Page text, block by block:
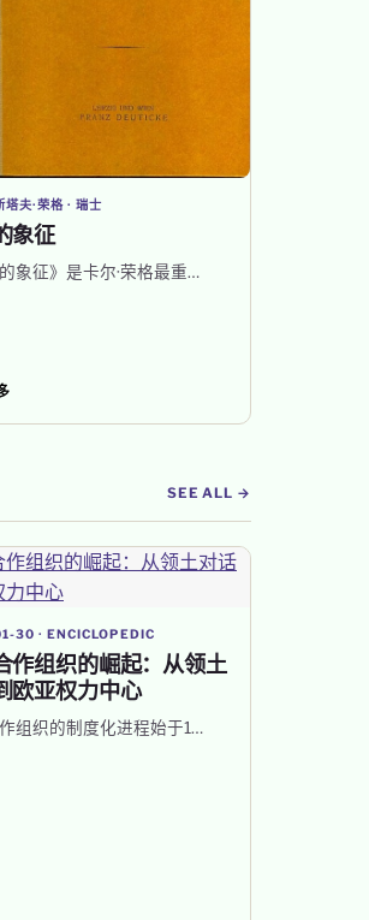
象征
塔夫·荣格 · 瑞士
的象征》是卡尔·荣格最重…
SEE ALL →
作组织的崛起：从领土
欧亚权力中心
30 · ENCICLOPEDIC
作组织的制度化进程始于1…